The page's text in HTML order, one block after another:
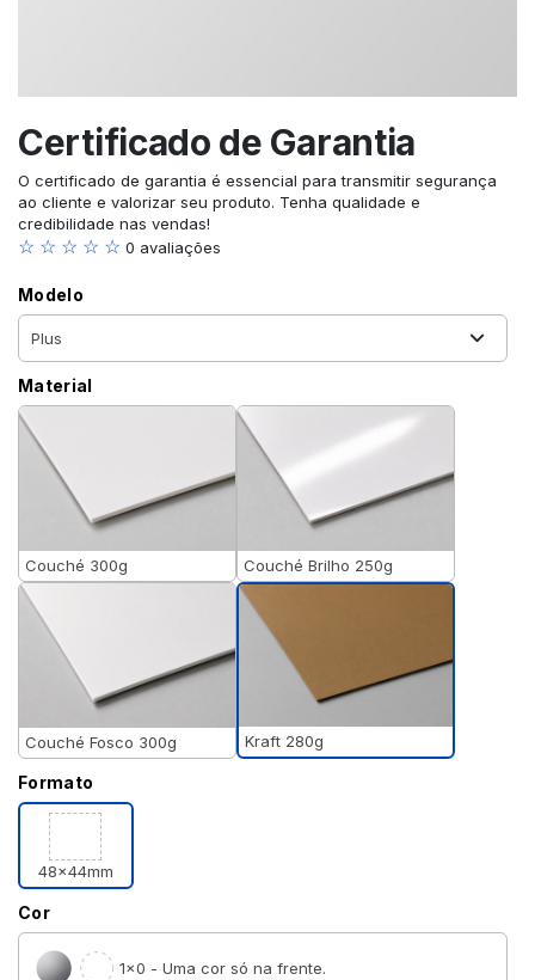
Certificado de Garantia
O certificado de garantia é essencial para transmitir segurança
ao cliente e valorizar seu produto. Tenha qualidade e
credibilidade nas vendas!
☆ ☆ ☆ ☆ ☆ 0 avaliações
Modelo
Material
Couché 300g Couché Brilho 250g
Couché Fosco 300g Kraft 280g
Formato
48x44mm
Cor
1×0 - Uma cor só na frente.